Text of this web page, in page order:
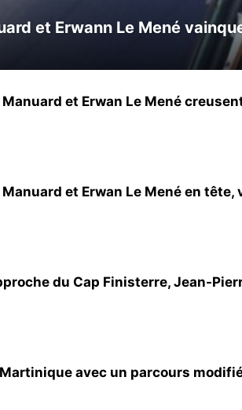
et Erwann Le Mené
et Erwan Le Mené
et Erwan Le Mené en tête,
du Cap Finisterre, Jean-
Martinique avec un parcours